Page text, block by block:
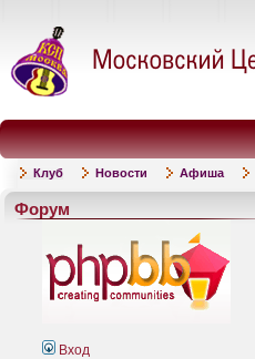
Клуб Новости Афиша
Форум
Вход